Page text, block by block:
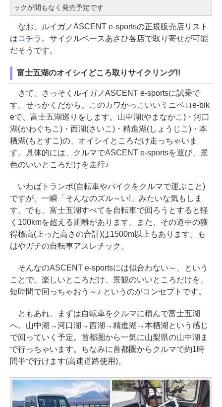
ックが間もなく発売予定です
なお、ルイガノASCENT e-sportsの正規販売店リスト
はコチラ 。サイクルベースあさひ各店で取り寄せが可能
だそうです。
富士五湖のオイシイどころ取りサイクリング!!
さて、さっそくルイガノASCENT e-sportsに試乗で
す。せっかくだから、このカワかっこいいミニベロe-bik
eで、富士五湖巡りをします。山中湖(やまなかこ)・河口
湖(かわぐちこ)・西湖(さいこ)・精進湖(しょうじこ)・本
栖湖(もとすこ)の、オイシイところだけ走っちゃいま
す。具体的には、クルマでASCENT e-sportsを運び、景
色のいいところだけを走行♪
いわばトランポ(自転車やバイクをクルマで運ぶこと)
ですが、一瞬「そんなのズル～い!」みたいな気もしま
す。でも、富士五湖すべてを自転車で回ろうとすると軽
く100kmを超える距離があります。また、その道中の獲
得標高(上った高さの合計)は1500m以上もあります。も
はやガチの自転車アスレチック。
そんなのASCENT e-sportsには似合わない～、という
ことで、楽しいところだけ、景観のいいところだけを、
短時間で回っちゃおう～♪ というのがコンセプトです。
ともあれ、まずは自転車をクルマに積んで富士五湖
へ。山中湖→河口湖→西湖→精進湖→本栖湖という感じ
で回っていく予定。首都圏から一気に山梨県の山中湖ま
で行っちゃいます。ちなみに首都圏からクルマで約1時
間半で行けます(高速道路使用)。